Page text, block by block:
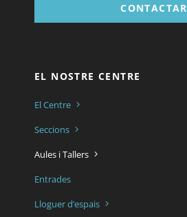
CONTACTAR
EL NOSTRE CENTRE
El Centre
Seccions
Aules i Tallers
Entrades
Lloguer d’espais